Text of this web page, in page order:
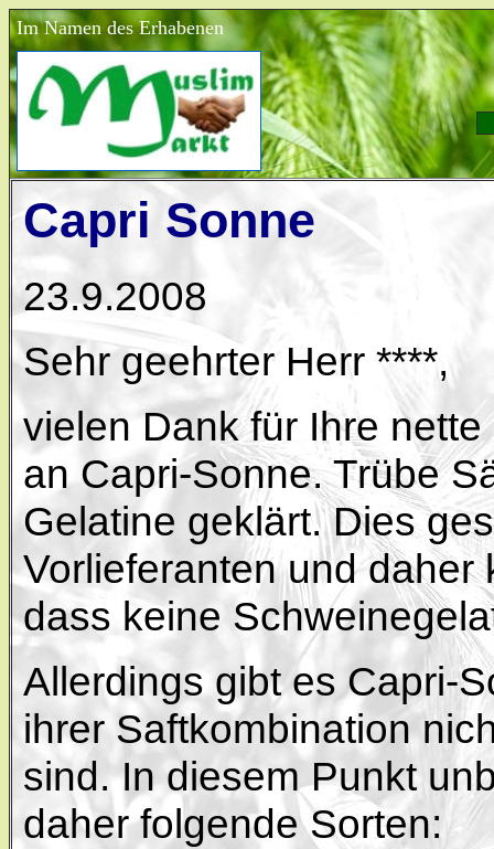
Im Namen des Erhabenen
Capri Sonne
23.9.2008
Sehr geehrter Herr ****,
vielen Dank für Ihre
an Capri-Sonne. Trübe
Gelatine geklärt. Dies
Vorlieferanten und
dass keine
Allerdings gibt es Capri-
ihrer Saftkombination
sind. In diesem Punkt
daher folgende Sorten: